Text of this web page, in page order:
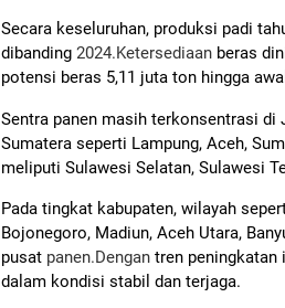
Secara keseluruhan, produksi padi
dibanding 2024.Ketersediaan beras
potensi beras 5,11 juta ton hingga
Sentra panen masih terkonsentrasi di
Sumatera seperti Lampung, Aceh,
meliputi Sulawesi Selatan, Sulawesi
Pada tingkat kabupaten, wilayah
Bojonegoro, Madiun, Aceh Utara,
pusat panen.Dengan tren peningkatan
dalam kondisi stabil dan terjaga.